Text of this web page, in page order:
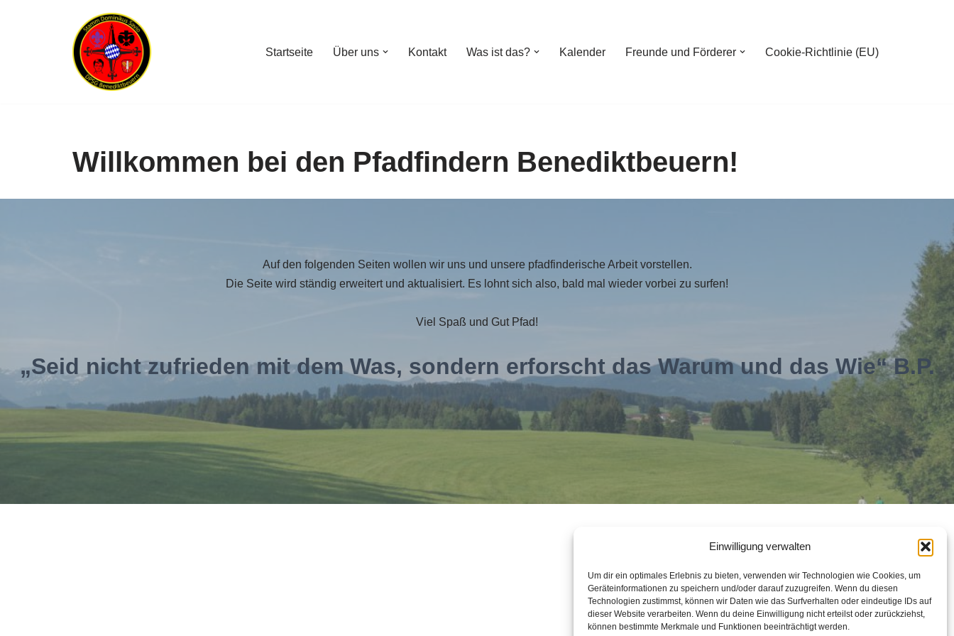
Einwilligung verwalten
Um dir ein optimales Erlebnis zu bieten, verwenden wir Technologien wie Cookies, um
Geräteinformationen zu speichern und/oder darauf zuzugreifen. Wenn du diesen
Technologien zustimmst, können wir Daten wie das Surfverhalten oder eindeutige IDs auf
dieser Website verarbeiten. Wenn du deine Einwilligung nicht erteilst oder zurückziehst,
können bestimmte Merkmale und Funktionen beeinträchtigt werden.
Startseite Über uns Kontakt Was ist das? Kalender Freunde und Förderer Cookie-Richtlinie (EU)
Willkommen bei den Pfadfindern Benediktbeuern!
Auf den folgenden Seiten wollen wir uns und unsere pfadfinderische Arbeit vorstellen.
Die Seite wird ständig erweitert und aktualisiert. Es lohnt sich also, bald mal wieder vorbei zu surfen!
Viel Spaß und Gut Pfad!
„Seid nicht zufrieden mit dem Was, sondern erforscht das Warum und das Wie“ B.P.